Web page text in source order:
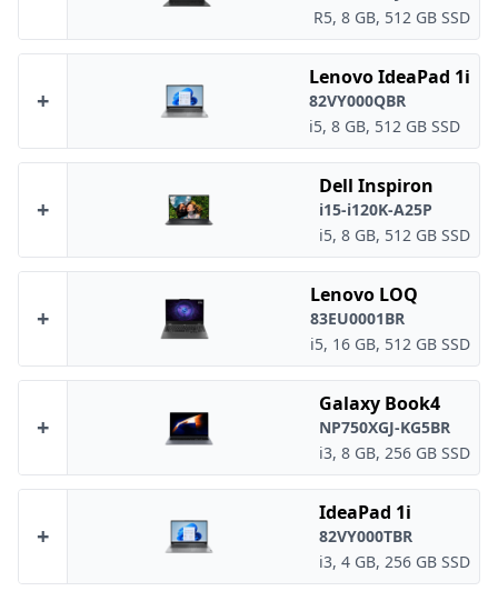
R5, 8 GB, 512 GB SSD
+
Lenovo IdeaPad 1i
82VY000QBR
i5, 8 GB, 512 GB SSD
+
Dell Inspiron
i15-i120K-A25P
i5, 8 GB, 512 GB SSD
+
Lenovo LOQ
83EU0001BR
i5, 16 GB, 512 GB SSD
+
Galaxy Book4
NP750XGJ-KG5BR
i3, 8 GB, 256 GB SSD
+
IdeaPad 1i
82VY000TBR
i3, 4 GB, 256 GB SSD